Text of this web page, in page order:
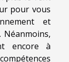
pour vous
et
Néanmoins,
encore à